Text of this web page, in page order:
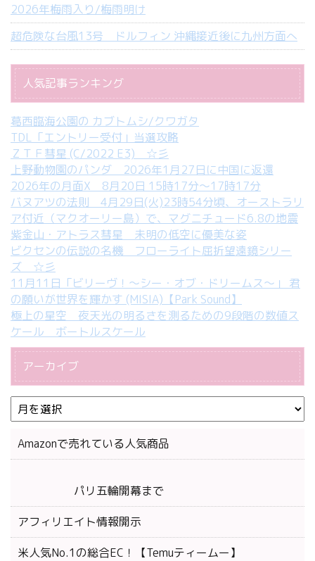
2026年梅雨入り/梅雨明け
超危険な台風13号 ドルフィン 沖縄接近後に九州方面へ
人気記事ランキング
葛西臨海公園の カブトムシ/クワガタ
TDL「エントリー受付」当選攻略
ＺＴＦ彗星 (C/2022 E3) ☆彡
上野動物園のパンダ 2026年1月27日に中国に返還
2026年の月面X 8月20日 15時17分～17時17分
バヌアツの法則 4月29日(火)23時54分頃、オーストラリ
ア付近（マクオーリー島）で、マグニチュード6.8の地震
紫金山・アトラス彗星 未明の低空に優美な姿
ビクセンの伝説の名機 フローライト屈折望遠鏡シリー
ズ ☆彡
11月11日「ビリーヴ！～シー・オブ・ドリームス～」 君
の願いが世界を輝かす (MISIA)【Park Sound】
極上の星空 夜天光の明るさを測るための9段階の数値ス
ケール ボートルスケール
アーカイブ
Amazonで売れている人気商品
パリ五輪開幕まで
アフィリエイト情報開示
米人気No.1の総合EC！【Temuティームー】